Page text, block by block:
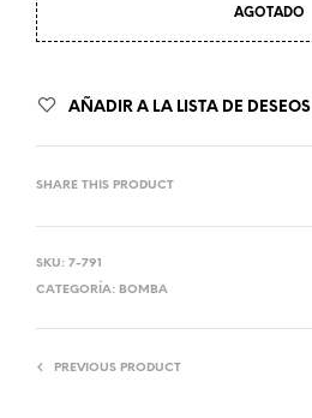
AGOTADO
AÑADIR A LA LISTA DE DESEOS
SHARE THIS PRODUCT
SKU: 7-791
CATEGORÍA: BOMBA
PREVIOUS PRODUCT